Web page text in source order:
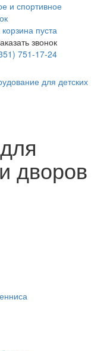
пуста
звонок
751-17-24
для детских
дворов